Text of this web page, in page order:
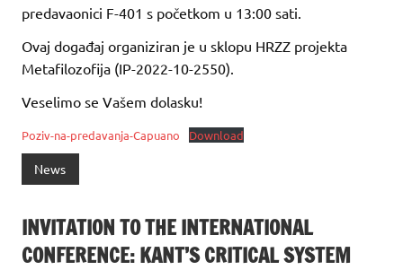
predavaonici F-401 s početkom u 13:00 sati.
Ovaj događaj organiziran je u sklopu HRZZ projekta
Metafilozofija (IP-2022-10-2550).
Veselimo se Vašem dolasku!
Poziv-na-predavanja-Capuano Download
News
INVITATION TO THE INTERNATIONAL
CONFERENCE: KANT’S CRITICAL SYSTEM